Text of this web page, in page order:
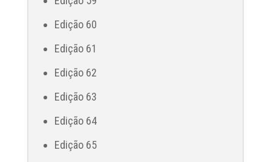
Edição 60
Edição 61
Edição 62
Edição 63
Edição 64
Edição 65